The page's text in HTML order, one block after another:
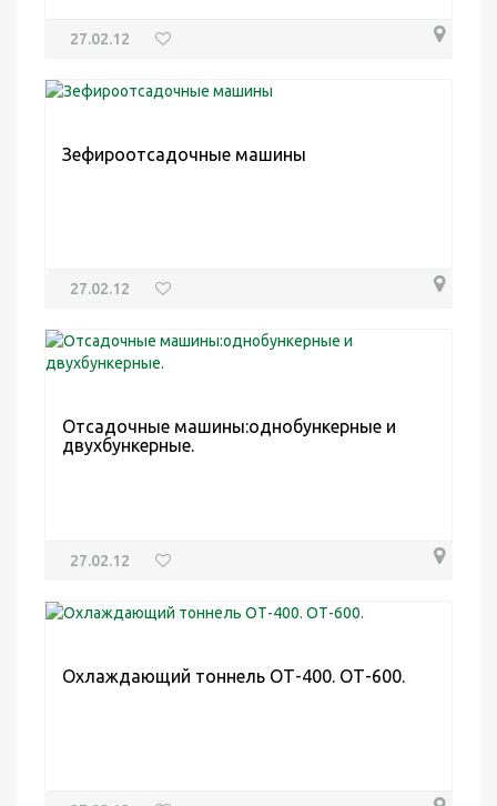
27.02.12
Зефироотсадочные машины
27.02.12
Отсадочные машины:однобункерные и
двухбункерные.
27.02.12
Охлаждающий тоннель ОТ-400. ОТ-600.